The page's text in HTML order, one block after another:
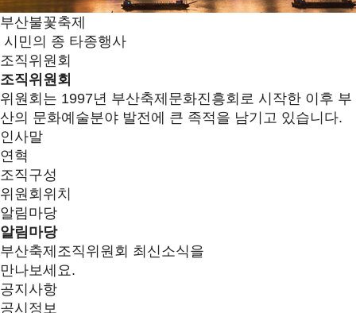
부산불꽃축제
시민의 종 타종행사
조직위원회
조직위원회
위원회는 1997년 부산축제문화진흥회로 시작한 이후 부
산의 문화예술분야 발전에 큰 족적을 남기고 있습니다.
인사말
연혁
조직구성
위원회위치
알림마당
알림마당
부산축제조직위원회 최신소식을
만나보세요.
공지사항
공시정보